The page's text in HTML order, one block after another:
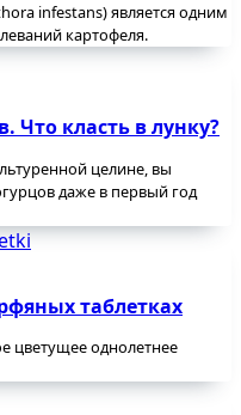
infestans) является одним
картофеля.
Что класть в лунку?
целине, вы
даже в первый год
таблетках
цветущее однолетнее